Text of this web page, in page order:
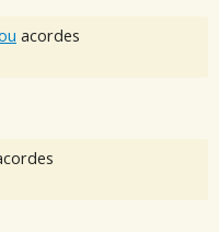
acordes